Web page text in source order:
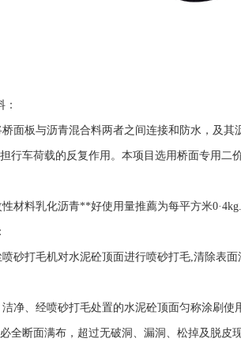
面板与沥青混合料两者之间连接和防水，及
行车荷载的反复作用。本项目选用桥面专用
材料乳化沥青**好使用量推薦为每平方米0·4kg.
砂打毛机对水泥砼顶面进行喷砂打毛,清除表
净、经喷砂打毛处置的水泥砼顶面匀称涂刷使
全断面满布，超过无破洞、漏洞、松掉及脱